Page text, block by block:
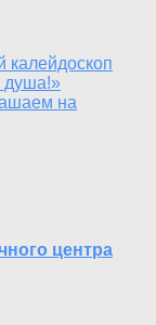
калейдоскоп
душа!»
на
центра